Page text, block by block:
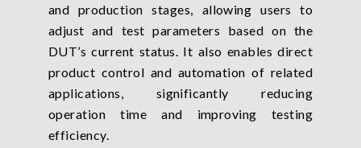
and production stages, allowing users to
adjust and test parameters based on the
DUT’s current status. It also enables direct
product control and automation of related
applications, significantly reducing
operation time and improving testing
efficiency.